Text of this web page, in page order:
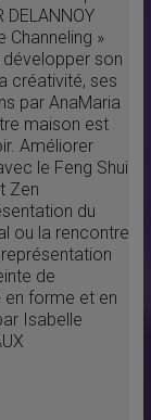
DELANNOY
Channeling »
son
créativité, ses
par AnaMaria
maison est
Améliorer
le Feng Shui
Zen
du
ou la rencontre
de
en forme et en
Isabelle